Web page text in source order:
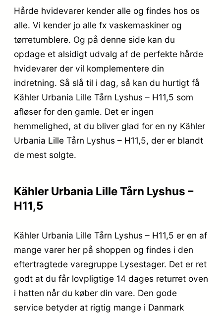
Hårde hvidevarer kender alle og findes hos os
alle. Vi kender jo alle fx vaskemaskiner og
tørretumblere. Og på denne side kan du
opdage et alsidigt udvalg af de perfekte hårde
hvidevarer der vil komplementere din
indretning. Så slå til i dag, så kan du hurtigt få
Kähler Urbania Lille Tårn Lyshus – H11,5 som
afløser for den gamle. Det er ingen
hemmelighed, at du bliver glad for en ny Kähler
Urbania Lille Tårn Lyshus – H11,5, der er blandt
de mest solgte.
Kähler Urbania Lille Tårn Lyshus –
H11,5
Kähler Urbania Lille Tårn Lyshus – H11,5 er en af
mange varer her på shoppen og findes i den
eftertragtede varegruppe Lysestager. Det er ret
godt at du får lovpligtige 14 dages returret oven
i hatten når du køber din vare. Den gode
service betyder at rigtig mange i Danmark